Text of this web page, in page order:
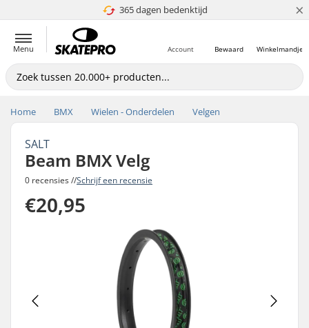
365 dagen bedenktijd
4.8 van 5 ×
Menu Winkelmandje
Bewaard
Account
Home BMX Wielen - Onderdelen Velgen
SALT
Beam BMX Velg
0 recensies //Schrijf een recensie
€20,95